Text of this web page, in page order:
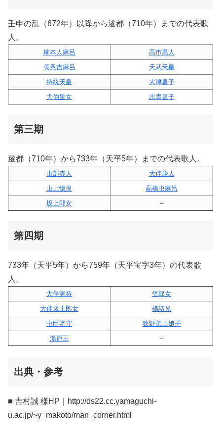
壬申の乱（672年）以降から遷都（710年）までの代表歌
人。
柿本人麻呂
高市黒人
長意吉麻呂
天武天皇
持統天皇
大津皇子
大伯皇女
志貴皇子
第三期
遷都（710年）から733年（天平5年）までの代表歌人。
山部赤人
大伴旅人
山上憶良
高橋虫麻呂
坂上郎女
–
第四期
733年（天平5年）から759年（天平宝字3年）の代表歌
人。
大伴家持
笠郎女
大伴坂上郎女
橘諸兄
中臣宅守
狭野弟上娘子
湯原王
–
出典・参考
■ 吉村誠 様HP｜http://ds22.cc.yamaguchi-
u.ac.jp/~y_makoto/man_corner.html